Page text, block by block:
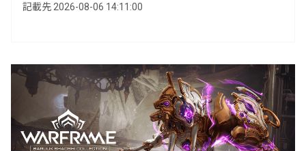
記載先 2026-08-06 14:11:00